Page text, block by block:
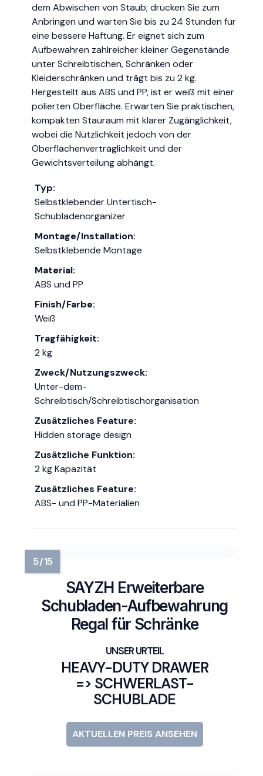
dem Abwischen von Staub; drücken Sie zum
Anbringen und warten Sie bis zu 24 Stunden für
eine bessere Haftung. Er eignet sich zum
Aufbewahren zahlreicher kleiner Gegenstände
unter Schreibtischen, Schränken oder
Kleiderschränken und trägt bis zu 2 kg.
Hergestellt aus ABS und PP, ist er weiß mit einer
polierten Oberfläche. Erwarten Sie praktischen,
kompakten Stauraum mit klarer Zugänglichkeit,
wobei die Nützlichkeit jedoch von der
Oberflächenverträglichkeit und der
Gewichtsverteilung abhängt.
Typ:
Selbstklebender Untertisch-
Schubladenorganizer
Montage/Installation:
Selbstklebende Montage
Material:
ABS und PP
Finish/Farbe:
Weiß
Tragfähigkeit:
2 kg
Zweck/Nutzungszweck:
Unter-dem-
Schreibtisch/Schreibtischorganisation
Zusätzliches Feature:
Hidden storage design
Zusätzliche Funktion:
2 kg Kapazität
Zusätzliches Feature:
ABS- und PP-Materialien
SAYZH Erweiterbare
Schubladen-Aufbewahrung
Regal für Schränke
HEAVY-DUTY DRAWER
=> SCHWERLAST-
SCHUBLADE
AKTUELLEN PREIS ANSEHEN